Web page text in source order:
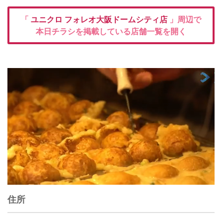
「 ユニクロ フォレオ大阪ドームシティ店 」周辺で
本日チラシを掲載している店舗一覧を開く
住所